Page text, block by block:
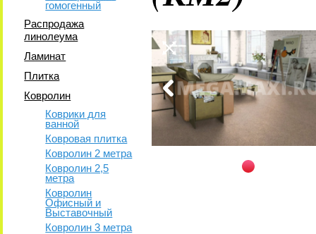
гомогенный
Распродажа
линолеума
Ламинат
Плитка
Ковролин
Коврики для
ванной
Ковровая плитка
Ковролин 2 метра
Ковролин 2,5
метра
Ковролин
Офисный и
Выставочный
Ковролин 3 метра